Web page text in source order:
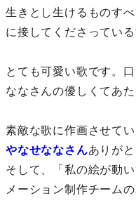
生きとし生けるものす
に接してくださってい
とても可愛い歌です。
ななさんの優しくてあ
素敵な歌に作画させて
やなせななさんありが
そして、「私の絵が動
メーション制作チーム